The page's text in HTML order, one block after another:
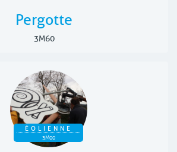
Pergotte
3M60
ÉOLIENNE
3M00